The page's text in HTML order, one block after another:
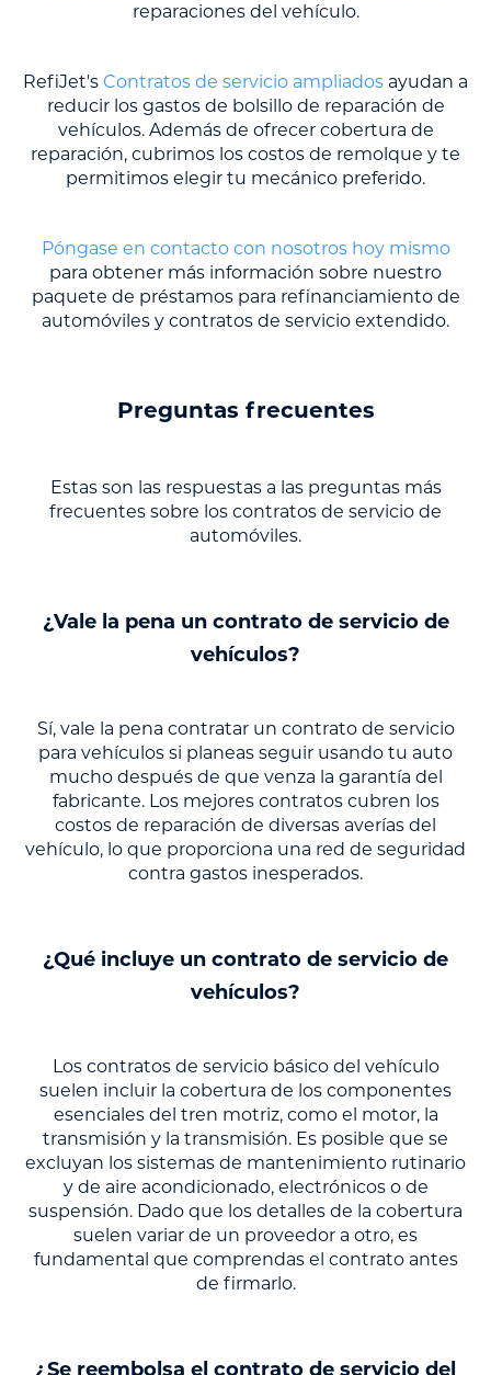
reparaciones del vehículo.
RefiJet's Contratos de servicio ampliados ayudan a
reducir los gastos de bolsillo de reparación de
vehículos. Además de ofrecer cobertura de
reparación, cubrimos los costos de remolque y te
permitimos elegir tu mecánico preferido.
Póngase en contacto con nosotros hoy mismo
para obtener más información sobre nuestro
paquete de préstamos para refinanciamiento de
automóviles y contratos de servicio extendido.
Preguntas frecuentes
Estas son las respuestas a las preguntas más
frecuentes sobre los contratos de servicio de
automóviles.
¿Vale la pena un contrato de servicio de
vehículos?
Sí, vale la pena contratar un contrato de servicio
para vehículos si planeas seguir usando tu auto
mucho después de que venza la garantía del
fabricante. Los mejores contratos cubren los
costos de reparación de diversas averías del
vehículo, lo que proporciona una red de seguridad
contra gastos inesperados.
¿Qué incluye un contrato de servicio de
vehículos?
Los contratos de servicio básico del vehículo
suelen incluir la cobertura de los componentes
esenciales del tren motriz, como el motor, la
transmisión y la transmisión. Es posible que se
excluyan los sistemas de mantenimiento rutinario
y de aire acondicionado, electrónicos o de
suspensión. Dado que los detalles de la cobertura
suelen variar de un proveedor a otro, es
fundamental que comprendas el contrato antes
de firmarlo.
¿Se reembolsa el contrato de servicio del